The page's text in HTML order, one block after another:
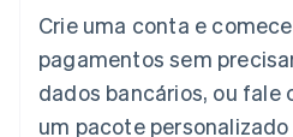
Crie uma conta e
pagamentos sem
dados bancários, ou fale
um pacote
Itália
English
Japão
日本語English
Letônia